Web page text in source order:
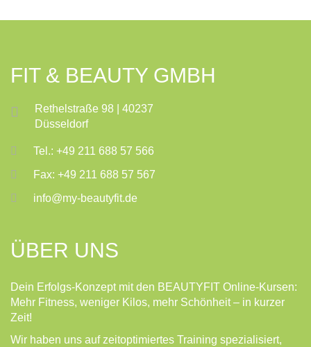
FIT & BEAUTY GMBH
Rethelstraße 98 | 40237
Düsseldorf
Tel.: +49 211 688 57 566
Fax: +49 211 688 57 567
info@my-beautyfit.de
ÜBER UNS
Dein Erfolgs-Konzept mit den BEAUTYFIT Online-Kursen:
Mehr Fitness, weniger Kilos, mehr Schönheit – in kurzer
Zeit!
Wir haben uns auf zeitoptimiertes Training spezialisiert,